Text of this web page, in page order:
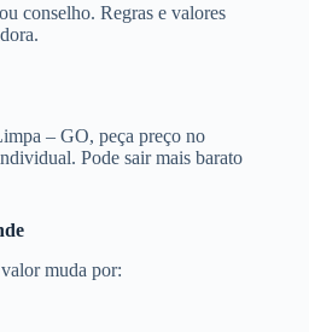
conselho. Regras e valores
– GO, peça preço no
Pode sair mais barato
muda por: